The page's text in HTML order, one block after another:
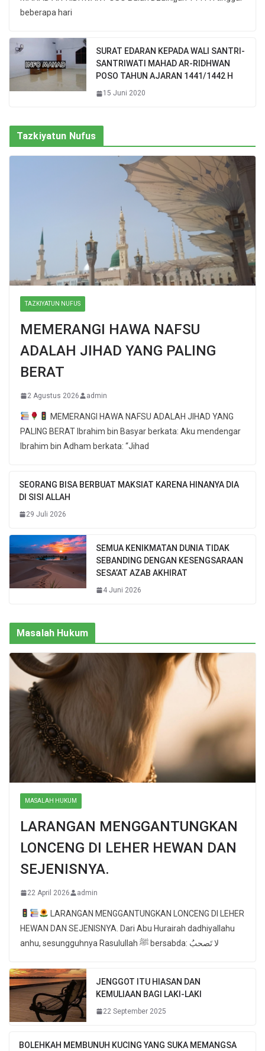
beberapa hari
SURAT EDARAN KEPADA WALI SANTRI-
SANTRIWATI MAHAD AR-RIDHWAN
POSO TAHUN AJARAN 1441/1442 H
15 Juni 2020
Tazkiyatun Nufus
TAZKIYATUN NUFUS
MEMERANGI HAWA NAFSU
ADALAH JIHAD YANG PALING
BERAT
2 Agustus 2026 admin
MEMERANGI HAWA NAFSU ADALAH JIHAD YANG
PALING BERAT Ibrahim bin Basyar berkata: Aku mendengar
Ibrahim bin Adham berkata: “Jihad
SEORANG BISA BERBUAT MAKSIAT KARENA HINANYA DIA
DI SISI ALLAH
29 Juli 2026
SEMUA KENIKMATAN DUNIA TIDAK
SEBANDING DENGAN KESENGSARAAN
SESA’AT AZAB AKHIRAT
4 Juni 2026
Masalah Hukum
MASALAH HUKUM
LARANGAN MENGGANTUNGKAN
LONCENG DI LEHER HEWAN DAN
SEJENISNYA.
22 April 2026 admin
LARANGAN MENGGANTUNGKAN LONCENG DI LEHER
HEWAN DAN SEJENISNYA. Dari Abu Hurairah dadhiyallahu
anhu, sesungguhnya Rasulullah ﷺ bersabda: لا تَصحبُ
JENGGOT ITU HIASAN DAN
KEMULIAAN BAGI LAKI-LAKI
22 September 2025
BOLEHKAH MEMBUNUH KUCING YANG SUKA MEMANGSA